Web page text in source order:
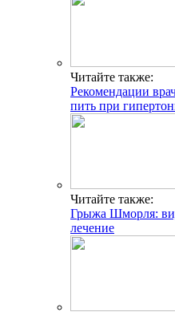
Читайте также:
Рекомендации
пить при
Читайте также:
Грыжа Шморля:
лечение